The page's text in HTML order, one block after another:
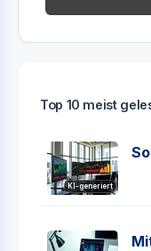
Top 10 meist
KI-generiert